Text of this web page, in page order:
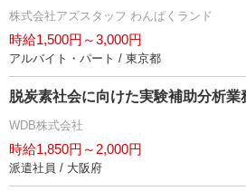
株式会社アズスタッフ わんぱくランド
時給1,500円～3,000円
アルバイト・パート / 東京都
脱炭素社会に向けた実験補助分析業
WDB株式会社
時給1,850円～2,000円
派遣社員 / 大阪府